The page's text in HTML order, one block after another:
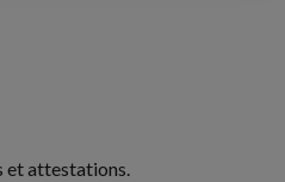
et attestations.